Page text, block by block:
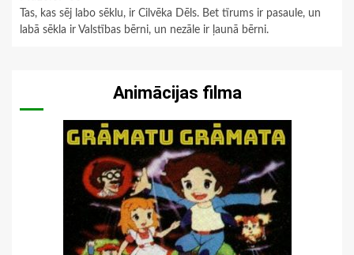
Tas, kas sēj labo sēklu, ir Cilvēka Dēls. Bet tīrums ir pasaule, un
labā sēkla ir Valstības bērni, un nezāle ir ļaunā bērni.
Animācijas filma